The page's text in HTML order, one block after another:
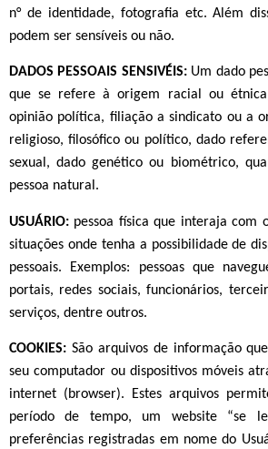
n° de identidade, fotografia etc. Além
podem ser sensíveis ou não.
DADOS PESSOAIS SENSIVÉIS: Um dado
que se refere à origem racial ou
opinião política, filiação a sindicato ou a
religioso, filosófico ou político, dado
sexual, dado genético ou biométrico,
pessoa natural.
USUÁRIO: pessoa física que interaja com
situações onde tenha a possibilidade de
pessoais. Exemplos: pessoas que
portais, redes sociais, funcionários,
serviços, dentre outros.
COOKIES: São arquivos de informação
seu computador ou dispositivos móveis
internet (browser). Estes arquivos
período de tempo, um website “se
preferências registradas em nome do